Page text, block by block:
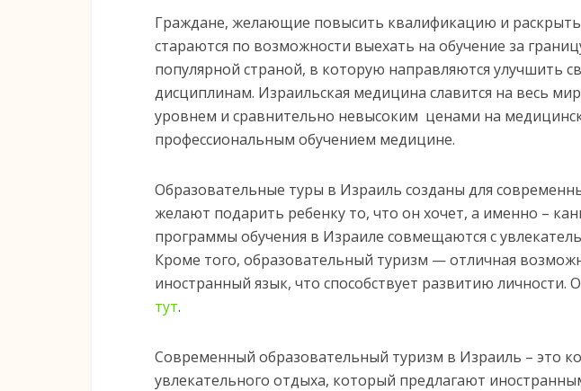
Граждане, желающие повысить квалификацию и раскрыть
стараются по возможности выехать на обучение за
популярной страной, в которую направляются улучшить
дисциплинам. Израильская медицина славится на весь
уровнем и сравнительно невысоким ценами на
профессиональным обучением медицине.
Образовательные туры в Израиль созданы для
желают подарить ребенку то, что он хочет, а именно –
программы обучения в Израиле совмещаются с
Кроме того, образовательный туризм — отличная
иностранный язык, что способствует развитию личности.
тут.
Современный образовательный туризм в Израиль – это
увлекательного отдыха, который предлагают